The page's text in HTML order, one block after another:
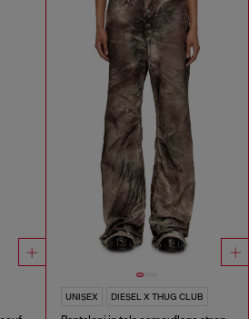
UNISEX DIESEL X THUG CLUB